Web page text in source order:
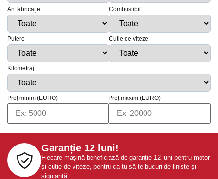
An fabricație Combustibil
Putere Cutie de viteze
Kilometraj
Preț minim (EURO) Preț maxim (EURO)
Garanție 12 luni!
Fiecare mașină beneficiază de garanție 12 luni pentru motor
și cutie de viteze, pentru ca tu să te bucuri de liniște și
siguranță.